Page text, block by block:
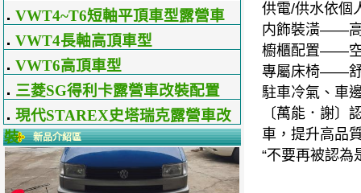
星級露營車
VWT4~T6短軸平頂車型露營車
配置式樣區
VWT4長軸高頂車型
VWT6高頂車型
三菱SG得利卡露營車改裝配置
現代STAREX史塔瑞克露營車改
裝
新品介紹區
供電/供水依
内飾裝潢——高
櫥櫃配置——空
專屬床椅——
駐車冷氣、車
〔萬能．謝〕
車，提升高品
“不要再被認為